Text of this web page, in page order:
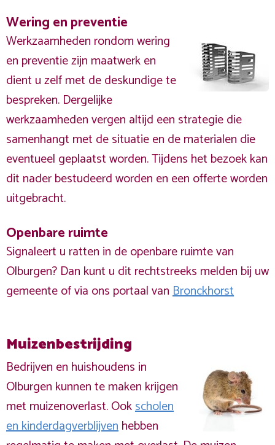
Wering en preventie
Werkzaamheden rondom wering
en preventie zijn maatwerk en
dient u zelf met de deskundige te
bespreken. Dergelijke
werkzaamheden vergen altijd een strategie die
samenhangt met de situatie en de materialen die
eventueel geplaatst worden. Tijdens het bezoek kan
dit nader bestudeerd worden en een offerte worden
uitgebracht.
Openbare ruimte
Signaleert u ratten in de openbare ruimte van
Olburgen? Dan kunt u dit rechtstreeks melden bij uw
gemeente of via ons portaal vanBronckhorst
Muizenbestrijding
Bedrijven en huishoudens in
Olburgen kunnen te maken krijgen
met muizenoverlast. Ookscholen
en kinderdagverblijvenhebben